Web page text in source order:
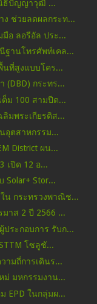
ธิปัญญาวุฒิ ...
ช่วยลดผลกระท...
อ ลอรีอัล ประ...
ฐานโทรศัพท์เคล...
นที่สูงแบบโคร...
(DBD) กระทร...
ม 100 สามปีต...
มพระเกียรติส...
อุตสาหกรรม...
District ผน...
เปิด 12 อ...
Solar+ Stor...
น กระทรวงพาณิช...
มาส 2 ปี 2566 ...
ประกอบการ รับก...
โซลูชั...
ามถี่การเดินร...
ม่ มหกรรมงาน...
EPD ในกลุ่มผ...